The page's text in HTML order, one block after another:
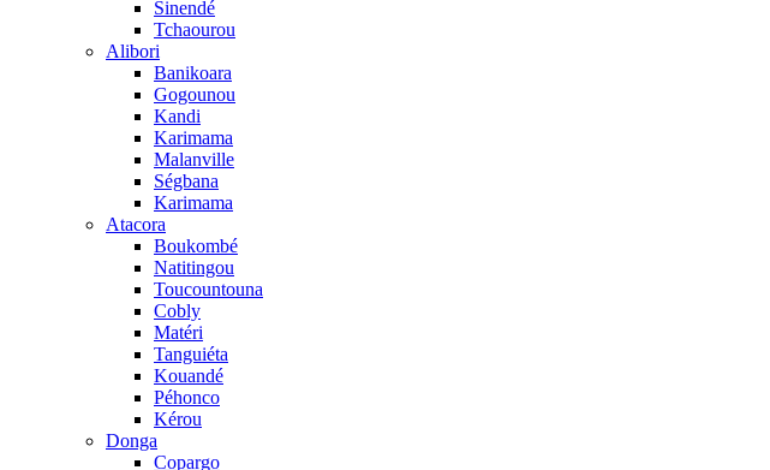
Sinendé
Tchaourou
Alibori
Banikoara
Gogounou
Kandi
Karimama
Malanville
Ségbana
Karimama
Atacora
Boukombé
Natitingou
Toucountouna
Cobly
Matéri
Tanguiéta
Kouandé
Péhonco
Kérou
Donga
Copargo